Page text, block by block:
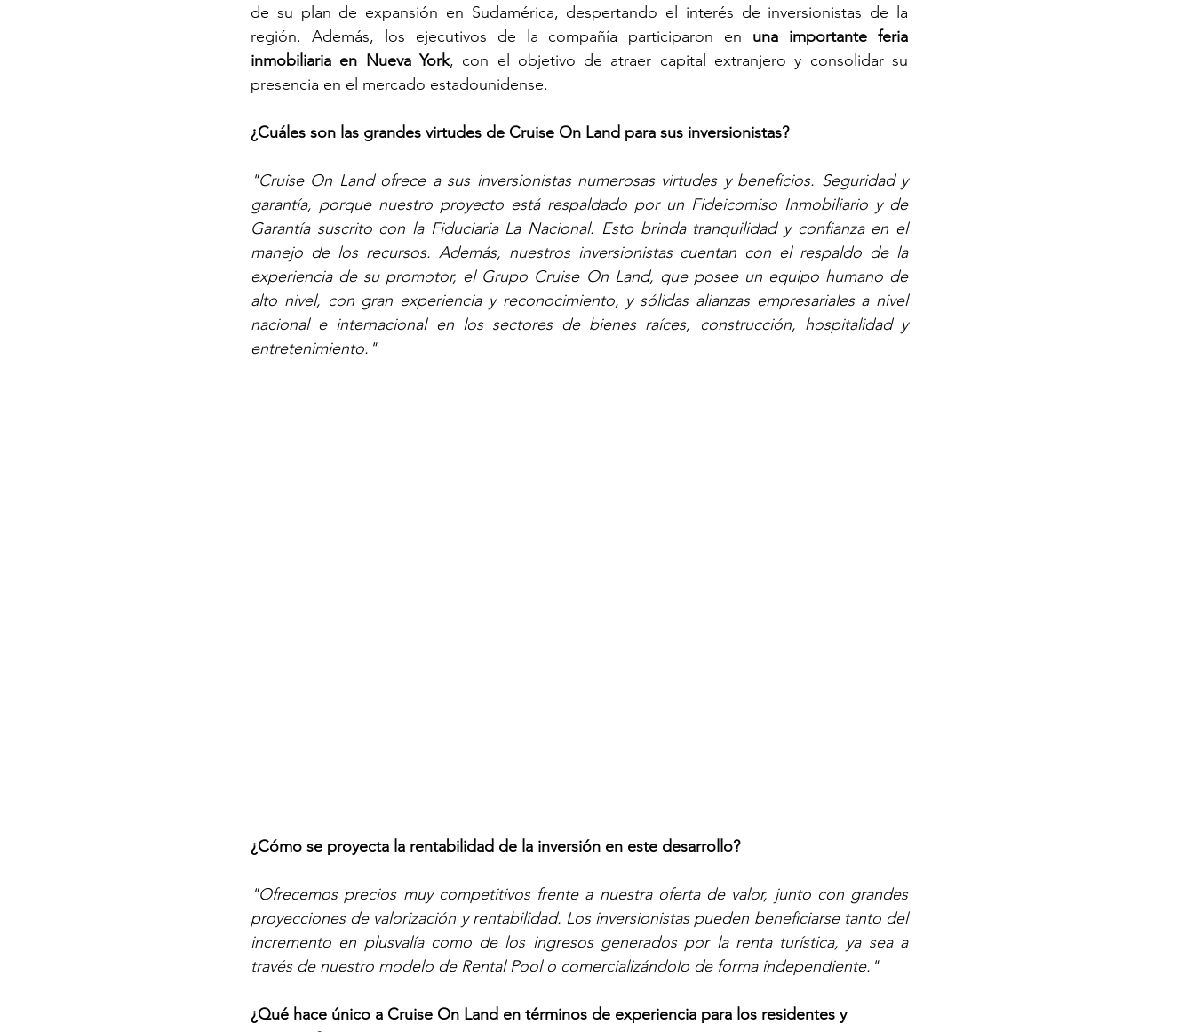
de su plan de expansión en Sudamérica, despertando el interés de inversionistas de la
región. Además, los ejecutivos de la compañía participaron en una importante feria
inmobiliaria en Nueva York, con el objetivo de atraer capital extranjero y consolidar su
presencia en el mercado estadounidense.
¿Cuáles son las grandes virtudes de Cruise On Land para sus inversionistas?
"Cruise On Land ofrece a sus inversionistas numerosas virtudes y beneficios. Seguridad y
garantía, porque nuestro proyecto está respaldado por un Fideicomiso Inmobiliario y de
Garantía suscrito con la Fiduciaria La Nacional. Esto brinda tranquilidad y confianza en el
manejo de los recursos. Además, nuestros inversionistas cuentan con el respaldo de la
experiencia de su promotor, el Grupo Cruise On Land, que posee un equipo humano de
alto nivel, con gran experiencia y reconocimiento, y sólidas alianzas empresariales a nivel
nacional e internacional en los sectores de bienes raíces, construcción, hospitalidad y
entretenimiento."
¿Cómo se proyecta la rentabilidad de la inversión en este desarrollo?
"Ofrecemos precios muy competitivos frente a nuestra oferta de valor, junto con grandes
proyecciones de valorización y rentabilidad. Los inversionistas pueden beneficiarse tanto del
incremento en plusvalía como de los ingresos generados por la renta turística, ya sea a
través de nuestro modelo de Rental Pool o comercializándolo de forma independiente."
¿Qué hace único a Cruise On Land en términos de experiencia para los residentes y